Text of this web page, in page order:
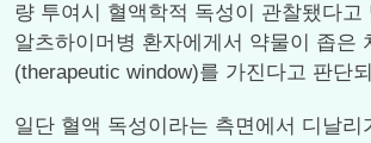
량 투여시 혈액학적 독성이 관찰됐다고
알츠하이머병 환자에게서 약물이 좁은
(therapeutic window)를 가진다고 판단
일단 혈액 독성이라는 측면에서 디날리